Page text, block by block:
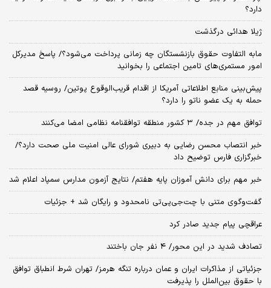
دارد؟
ژیلا هدائی درگذشت
مابه التفاوت حقوق بازنشستگان چه زمانی پرداخت می‌شود؟/ پاسخ مدیرکل
امور مستمری‌های تامین اجتماعی را بخوانید
پیش‌بینی منابع اطلاعاتی آمریکا از اقدام قریب‌الوقوع پوتین/ روسیه قصد
حمله به یک عضو ناتو را دارد؟
توافق مهم در جده/ ۳ کشور منطقه توافقنامه نظامی امضا می‌کنند
خبر انتصاب محسن رضایی به دبیری شورای عالی امنیت ملی صحت دارد؟/
خبرگزاری فارس توضیح داد
خبر مهم برای دانش آموزان پایه هفتم/ نتایج آزمون مدارس سمپاد اعلام شد
گفت‌وگوی متنی با چت‌جی‌پی‌تی نامحدود و رایگان شد + جزئیات
عراقچی پیام جدید صادر کرد
تصادف شدید در این محور/ ۴ نفر جان باختند
جزئیاتی از مذاکرات ایران و عمان درباره تنگه هرمز/ تهران شرط انطباق توافق
با حقوق بین‌الملل را پذیرفت